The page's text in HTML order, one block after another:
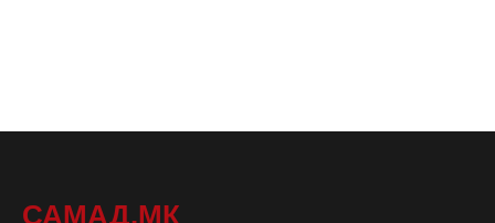
САМАД.МК